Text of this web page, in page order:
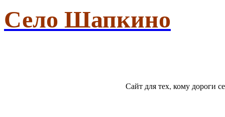
Село Шапкино
Сайт для тех, кому дороги